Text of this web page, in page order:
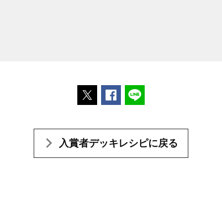
ポストするFacebookでシェアする
入賞者デッキレシピに戻る